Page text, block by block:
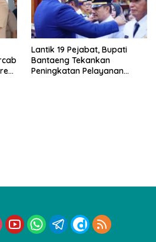
Lantik 19 Pejabat, Bupati
Bantaeng Tekankan
Peningkatan Pelayanan